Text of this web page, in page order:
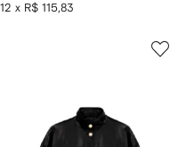
12 x R$ 115,83